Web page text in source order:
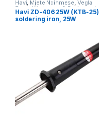
Havi, Mjete Ndihmese, Vegla
Pune ,Workshop & Equipment
Havi ZD-406 25W (KTB-25)
soldering iron, 25W